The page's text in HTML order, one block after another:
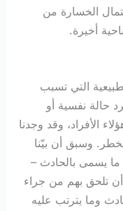
الخسارة من
أخيرة.
التي تسبب
حالة نفسية أو
الأفراد، وقد وجدنا
وسبق أن بيّنا
ما يسمى بالحادث –
أن تلحق بهم من جراء
وما يترتب عليه